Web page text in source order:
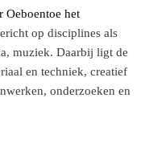
Oeboentoe het
op disciplines als
muziek. Daarbij ligt de
en techniek, creatief
onderzoeken en